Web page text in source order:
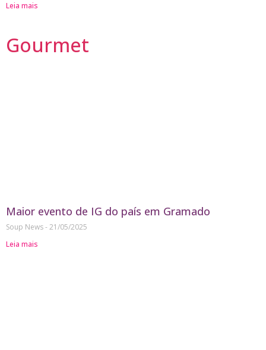
Leia mais
Gourmet
Maior evento de IG do país em Gramado
Soup News 21/05/2025
Leia mais